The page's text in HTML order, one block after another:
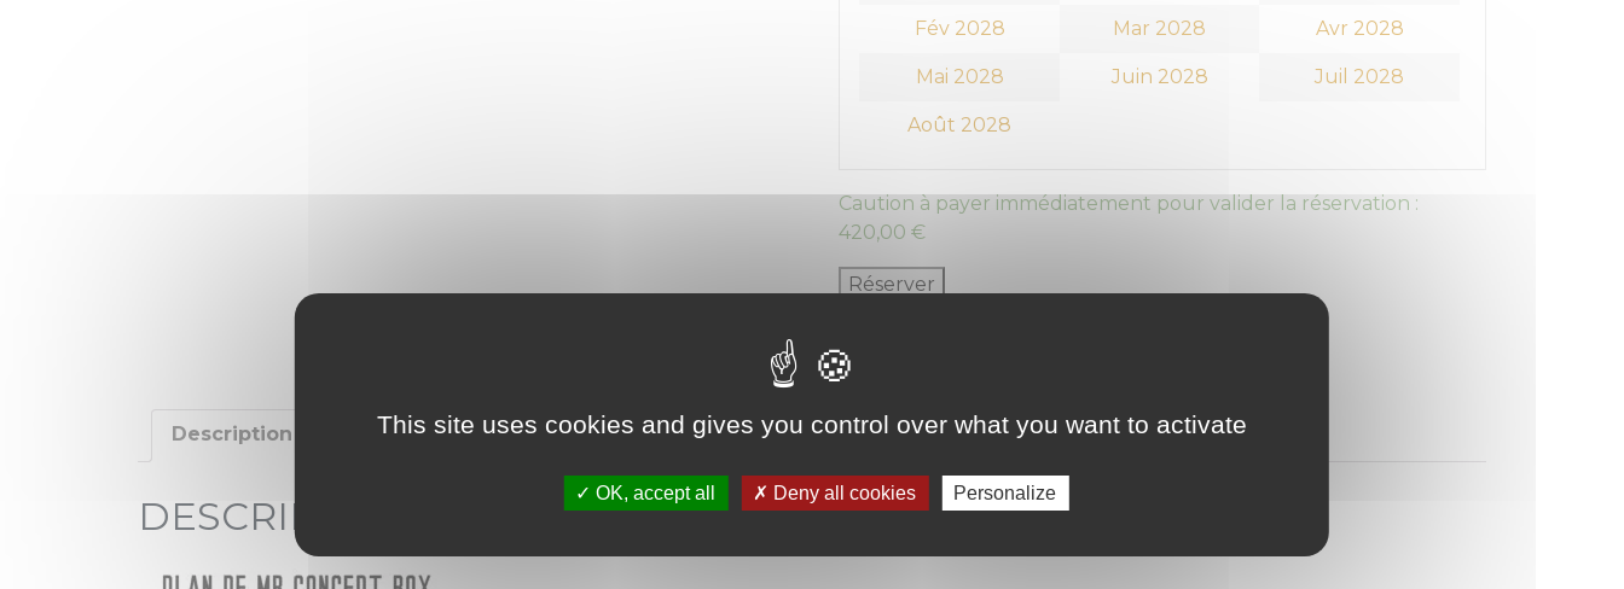
Fév 2028 Mar 2028 Avr 2028
Mai 2028 Juin 2028 Juil 2028
Août 2028
Caution à payer immédiatement pour valider la réservation :
420,00€
Réserver
Category:
Description Additional information
DESCRIPTION
This site uses cookies and gives you control over what you want to activate
OK, accept all Deny all cookies Personalize